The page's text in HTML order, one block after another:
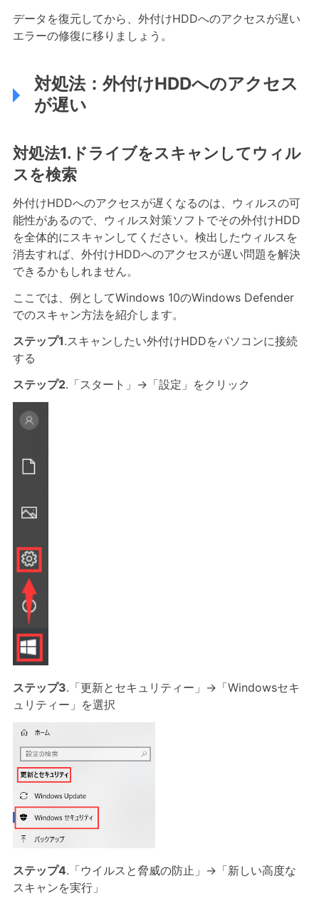
データを復元してから、外付けHDDへのアクセスが遅い
エラーの修復に移りましょう。
対処法：外付けHDDへのアクセス
が遅い
対処法1.ドライブをスキャンしてウィル
スを検索
外付けHDDへのアクセスが遅くなるのは、ウィルスの可
能性があるので、ウィルス対策ソフトでその外付けHDD
を全体的にスキャンしてください。検出したウィルスを
消去すれば、外付けHDDへのアクセスが遅い問題を解決
できるかもしれません。
ここでは、例としてWindows 10のWindows Defender
でのスキャン方法を紹介します。
ステップ1.スキャンしたい外付けHDDをパソコンに接続
する
ステップ2.「スタート」→「設定」をクリック
ステップ3.「更新とセキュリティー」→「Windowsセキ
ュリティー」を選択
ステップ4.「ウイルスと脅威の防止」→「新しい高度な
スキャンを実行」